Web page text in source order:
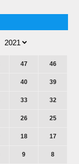
47 46
40 39
33 32
26 25
18 17
9 8